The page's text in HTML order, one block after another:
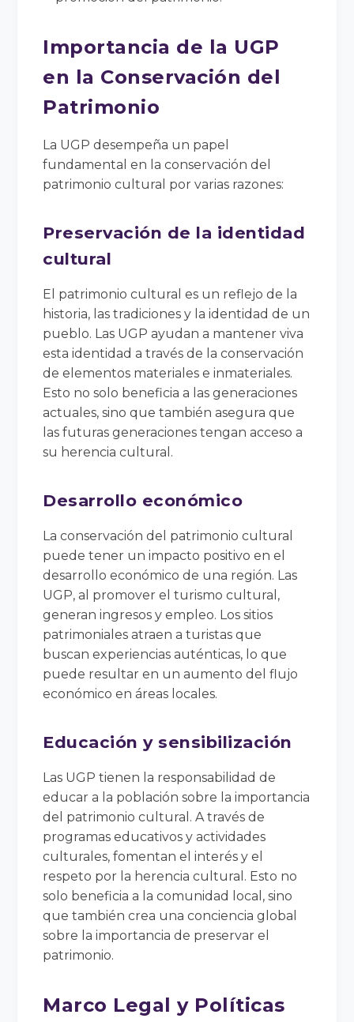
Importancia de la UGP
en la Conservación del
Patrimonio
La UGP desempeña un papel
fundamental en la conservación del
patrimonio cultural por varias razones:
Preservación de la identidad
cultural
El patrimonio cultural es un reflejo de la
historia, las tradiciones y la identidad de un
pueblo. Las UGP ayudan a mantener viva
esta identidad a través de la conservación
de elementos materiales e inmateriales.
Esto no solo beneficia a las generaciones
actuales, sino que también asegura que
las futuras generaciones tengan acceso a
su herencia cultural.
Desarrollo económico
La conservación del patrimonio cultural
puede tener un impacto positivo en el
desarrollo económico de una región. Las
UGP, al promover el turismo cultural,
generan ingresos y empleo. Los sitios
patrimoniales atraen a turistas que
buscan experiencias auténticas, lo que
puede resultar en un aumento del flujo
económico en áreas locales.
Educación y sensibilización
Las UGP tienen la responsabilidad de
educar a la población sobre la importancia
del patrimonio cultural. A través de
programas educativos y actividades
culturales, fomentan el interés y el
respeto por la herencia cultural. Esto no
solo beneficia a la comunidad local, sino
que también crea una conciencia global
sobre la importancia de preservar el
patrimonio.
Marco Legal y Políticas